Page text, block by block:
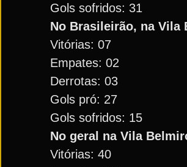
Gols sofridos: 31
No Brasileirão, na Vila
Vitórias: 07
Empates: 02
Derrotas: 03
Gols pró: 27
Gols sofridos: 15
No geral na Vila
Vitórias: 40